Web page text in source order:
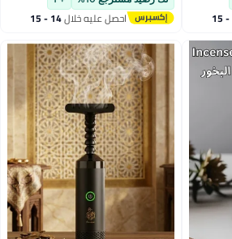
احصل عليه خلال 14 - 15
اغسطس